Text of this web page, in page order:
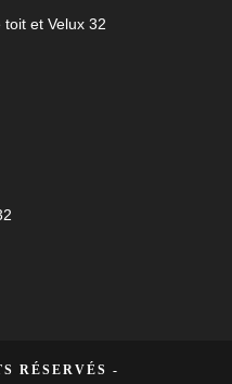
et Velux 32
RÉSERVÉS -